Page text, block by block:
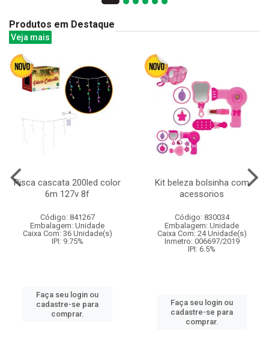
Produtos em Destaque
Veja mais
Pisca cascata 200led color
6m 127v 8f
Código: 841267
Embalagem: Unidade
Caixa Com: 36 Unidade(s)
IPI: 9.75%
Faça seu login ou
cadastre-se para
comprar.
Kit beleza bolsinha com
acessorios
Código: 830034
Embalagem: Unidade
Caixa Com: 24 Unidade(s)
Inmetro: 006697/2019
IPI: 6.5%
Faça seu login ou
cadastre-se para
comprar.